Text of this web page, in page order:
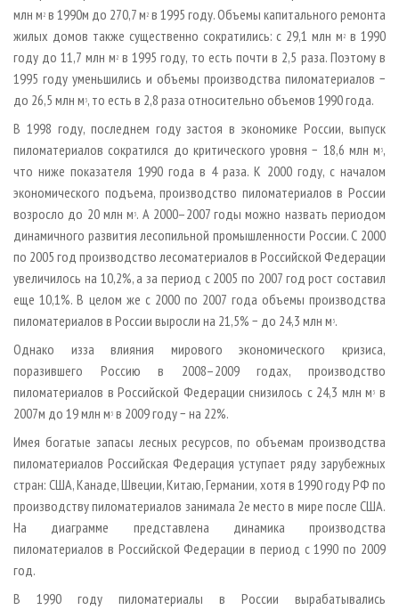
млн м2 в 1990­м до 270,7 м2 в 1995 году. Объемы капитального ремонта
жилых домов также существенно сократились: с 29,1 млн м2 в 1990
году до 11,7 млн м2в 1995 году, то есть почти в 2,5 раза. Поэтому в
1995 году уменьшились и объемы производства пиломатериалов −
до 26,5 млн м 3, то есть в 2,8 раза относительно объемов 1990 года.
В 1998 году, последнем году застоя в экономике России, выпуск
пиломатериалов сократился до критического уровня − 18,6 млн м 3,
что ниже показателя 1990 года в 4 раза. К 2000 году, с началом
экономического подъема, производство пиломатериалов в России
возросло до 20 млн м 3. А 2000–2007 годы можно назвать периодом
динамичного развития лесопильной промышленности России. С 2000
по 2005 год производство лесоматериалов в Российской Федерации
увеличилось на 10,2%, а за период с 2005 по 2007 год рост составил
еще 10,1%. В целом же с 2000 по 2007 года объемы производства
пиломатериалов в России выросли на 21,5% − до 24,3 млн м 3.
Однако из­за влияния мирового экономического кризиса,
поразившего Россию в 2008–2009 годах, производство
пиломатериалов в Российской Федерации снизилось с 24,3 млн м 3 в
2007­м до 19 млн м 3 в 2009 году − на 22%.
Имея богатые запасы лесных ресурсов, по объемам производства
пиломатериалов Российская Федерация уступает ряду зарубежных
стран: США, Канаде, Швеции, Китаю, Германии, хотя в 1990 году РФ по
производству пиломатериалов занимала 2­е место в мире после США.
На диаграмме представлена динамика производства
пиломатериалов в Российской Федерации в период с 1990 по 2009
год.
В 1990 году пиломатериалы в России вырабатывались